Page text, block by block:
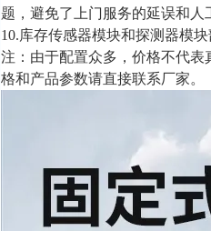
题，避免了上门服务的延误和人
10.库存传感器模块和探测器模
注：由于配置众多，价格不代
格和产品参数请直接联系厂家。